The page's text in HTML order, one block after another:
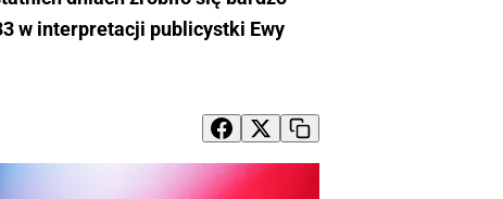
w interpretacji publicystki Ewy